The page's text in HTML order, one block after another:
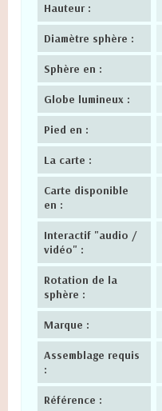
Hauteur :
Diamètre sphère :
Sphère en :
Globe lumineux :
Pied en :
La carte :
Carte disponible
en :
Interactif "audio /
vidéo" :
Rotation de la
sphère :
Marque :
Assemblage requis
:
Référence :